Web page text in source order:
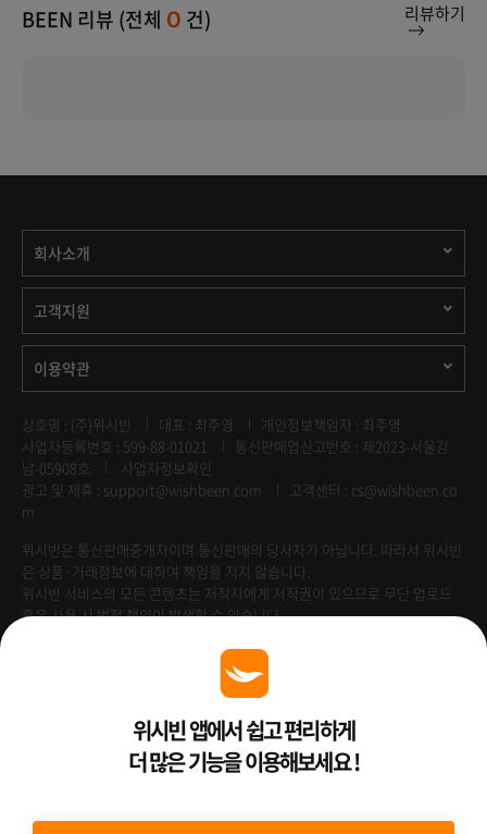
BEEN 리뷰 (전체 0 건) 리뷰하기
회사소개
고객지원
이용약관
상호명 : (주)위시빈 대표 : 최주영
개인정보책임자 : 최주영
사업자등록번호 : 599-88-01021
통신판매업신고번호 : 제2023-서울강
남-05908호
사업자정보확인
광고 및 제휴 : support@wishbeen.com
고객센터 : cs@wishbeen.co
m
위시빈은 통신판매중개자이며 통신판매의 당사자가 아닙니다. 따라서 위시빈
은 상품·거래정보에 대하여 책임을 지지 않습니다.
위시빈 서비스의 모든 콘텐츠는 저작자에게 저작권이 있으므로 무단 업로드
혹은 사용 시 법적 책임이 발생할 수 있습니다.
Venture Enterprise위시빈 앱에서 쉽고 편리하게
더 많은 기능을 이용해보세요 !